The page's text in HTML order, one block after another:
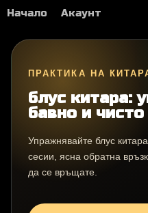
Начало Акаунт
ПРАКТИКА НА
блус китара:
бавно и чисто
Упражнявайте блус
сесии, ясна обратна
да се връщате.